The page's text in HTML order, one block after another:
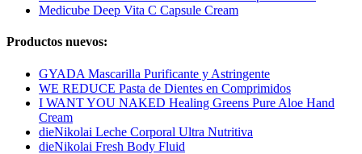
Medicube Deep Vita C Capsule Cream
Productos nuevos:
GYADA Mascarilla Purificante y Astringente
WE REDUCE Pasta de Dientes en Comprimidos
I WANT YOU NAKED Healing Greens Pure Aloe Hand
Cream
dieNikolai Leche Corporal Ultra Nutritiva
dieNikolai Fresh Body Fluid